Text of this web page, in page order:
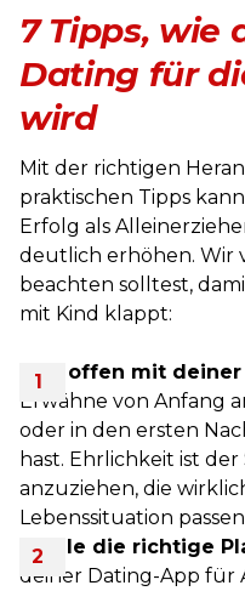
7 Tipps, wie
Dating für
wird
Mit der richtigen
praktischen Tipps
Erfolg als
deutlich erhöhen. Wir
beachten solltest,
mit Kind klappt:
Geh offen mit
Erwähne von Anfang
oder in den ersten
hast. Ehrlichkeit ist
anzuziehen, die
Lebenssituation
Wähle die richtige
deiner Dating-App für